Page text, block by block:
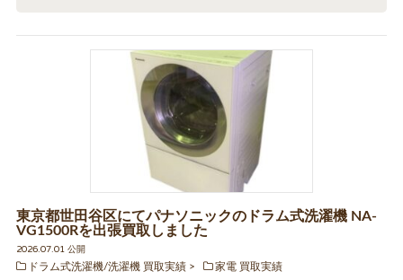
東京都世田谷区にてパナソニックのドラム式洗濯機 NA-
VG1500Rを出張買取しました
2026.07.01 公開
ドラム式洗濯機/洗濯機 買取実績
家電 買取実績